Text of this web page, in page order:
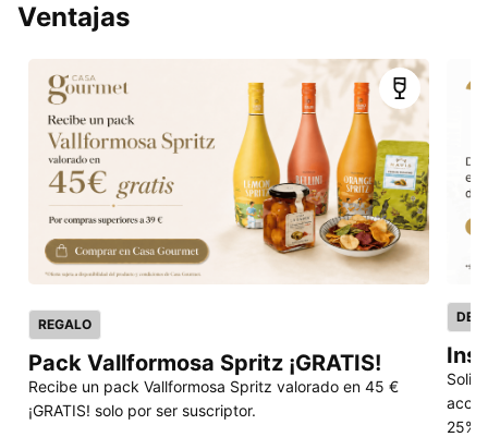
Ventajas
REGALO
Pack Vallformosa Spritz ¡GRATIS!
Recibe un pack Vallformosa Spritz valorado en 45 €
¡GRATIS! solo por ser suscriptor.
25%